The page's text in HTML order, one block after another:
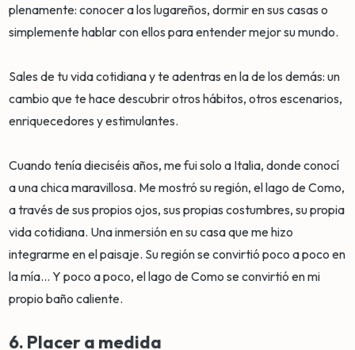
plenamente: conocer a los lugareños, dormir en sus casas o
simplemente hablar con ellos para entender mejor su mundo.
Sales de tu vida cotidiana y te adentras en la de los demás: un
cambio que te hace descubrir otros hábitos, otros escenarios,
enriquecedores y estimulantes.
Cuando tenía dieciséis años, me fui solo a Italia, donde conocí
a una chica maravillosa. Me mostró su región, el lago de Como,
a través de sus propios ojos, sus propias costumbres, su propia
vida cotidiana. Una inmersión en su casa que me hizo
integrarme en el paisaje. Su región se convirtió poco a poco en
la mía... Y poco a poco, el lago de Como se convirtió en mi
propio baño caliente.
6. Placer a medida